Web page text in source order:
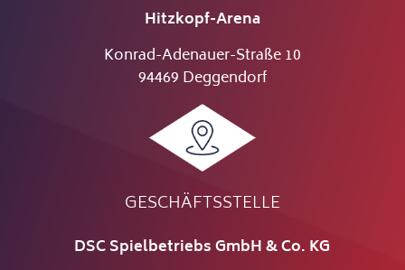
Hitzkopf-Arena
Konrad-Adenauer-Straße 10
94469 Deggendorf
GESCHÄFTSSTELLE
DSC Spielbetriebs GmbH & Co. KG